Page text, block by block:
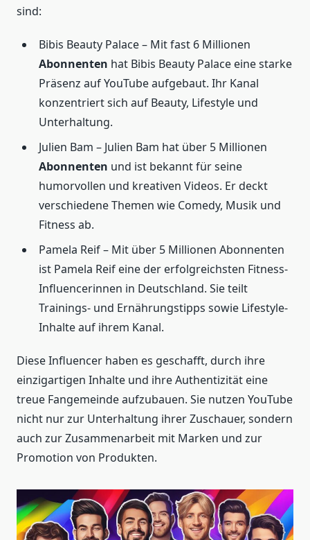
sind:
Bibis Beauty Palace – Mit fast 6 Millionen
Abonnenten hat Bibis Beauty Palace eine starke
Präsenz auf YouTube aufgebaut. Ihr Kanal
konzentriert sich auf Beauty, Lifestyle und
Unterhaltung.
Julien Bam – Julien Bam hat über 5 Millionen
Abonnenten und ist bekannt für seine
humorvollen und kreativen Videos. Er deckt
verschiedene Themen wie Comedy, Musik und
Fitness ab.
Pamela Reif – Mit über 5 Millionen Abonnenten
ist Pamela Reif eine der erfolgreichsten Fitness-
Influencerinnen in Deutschland. Sie teilt
Trainings- und Ernährungstipps sowie Lifestyle-
Inhalte auf ihrem Kanal.
Diese Influencer haben es geschafft, durch ihre
einzigartigen Inhalte und ihre Authentizität eine
treue Fangemeinde aufzubauen. Sie nutzen YouTube
nicht nur zur Unterhaltung ihrer Zuschauer, sondern
auch zur Zusammenarbeit mit Marken und zur
Promotion von Produkten.